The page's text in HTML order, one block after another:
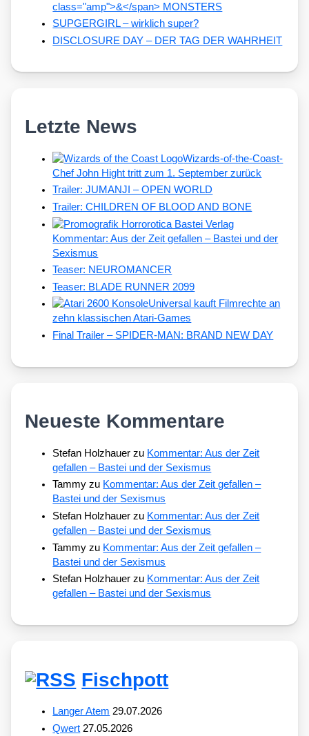
class="amp">&</span> MONSTERS
SUPGERGIRL – wirklich super?
DISCLOSURE DAY – DER TAG DER WAHRHEIT
Letzte News
Wizards-of-the-Coast-
Chef John Hight tritt zum 1. September zurück
Trailer: JUMANJI – OPEN WORLD
Trailer: CHILDREN OF BLOOD AND BONE
Kommentar: Aus der Zeit gefallen – Bastei und der
Sexismus
Teaser: NEUROMANCER
Teaser: BLADE RUNNER 2099
Universal kauft Filmrechte an
zehn klassischen Atari-Games
Final Trailer – SPIDER-MAN: BRAND NEW DAY
Neueste Kommentare
Stefan Holzhauer zu Kommentar: Aus der Zeit
gefallen – Bastei und der Sexismus
Tammy zu Kommentar: Aus der Zeit gefallen –
Bastei und der Sexismus
Stefan Holzhauer zu Kommentar: Aus der Zeit
gefallen – Bastei und der Sexismus
Tammy zu Kommentar: Aus der Zeit gefallen –
Bastei und der Sexismus
Stefan Holzhauer zu Kommentar: Aus der Zeit
gefallen – Bastei und der Sexismus
Fischpott
Langer Atem 29.07.2026
Qwert 27.05.2026